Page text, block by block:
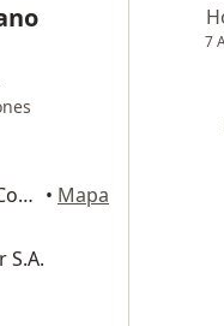
Calle 97 # 23-37 Centro Médico Dalí Cons. 705, Bogotá • Mapa
S.A.
7